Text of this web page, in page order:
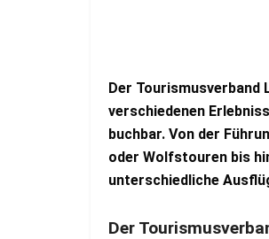
Der Tourismusverband
verschiedenen
buchbar. Von der
oder Wolfstouren bis
unterschiedliche
Der